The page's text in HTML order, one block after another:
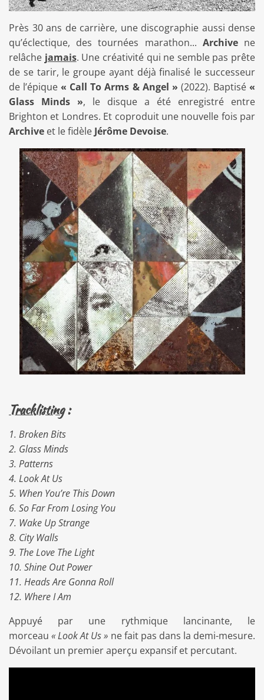
Près 30 ans de carrière, une discographie aussi dense
qu’éclectique, des tournées marathon... Archivene
relâche jamais. Une créativité qui ne semble pas prête
de se tarir, le groupe ayant déjà finalisé le successeur
de l’épique« Call To Arms & Angel » (2022). Baptisé«
Glass Minds », le disque a été enregistré entre
Brighton et Londres. Et coproduit une nouvelle fois par
Archive et le fidèle Jérôme Devoise.
Tracklisting:
1. Broken Bits
2. Glass Minds
3. Patterns
4. Look At Us
5. When You’re This Down
6. So Far From Losing You
7. Wake Up Strange
8. City Walls
9. The Love The Light
10. Shine Out Power
11. Heads Are Gonna Roll
12. Where I Am
Appuyé par une rythmique lancinante, le
morceau« Look At Us » ne fait pas dans la demi-mesure.
Dévoilant un premier aperçu expansif et percutant.